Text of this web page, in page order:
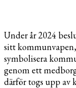
Under år 2024
sitt
symbolisera
genom ett
därför togs upp av